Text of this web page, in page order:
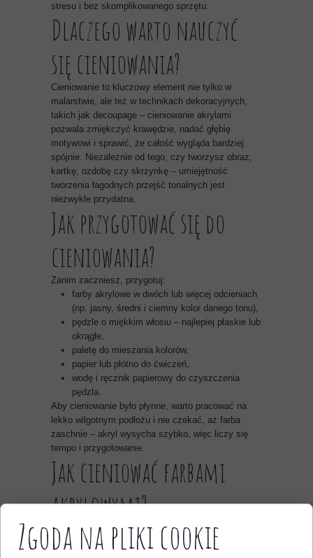
stresu i bez skomplikowanego sprzętu.
Dlaczego warto nauczyć
się cieniowania?
Cieniowanie to kluczowy element nie tylko w
malarstwie, ale też w technikach dekoracyjnych,
takich jak decoupage – cieniowanie akrylami
pozwala zmiękczyć krawędzie, nadać głębię
motywowi i sprawić, że całość wygląda bardziej
spójnie. Niezależnie od tego, czy tworzysz obraz,
kartkę, ozdobę czy skrzynkę – umiejętność
tworzenia łagodnych przejść tonalnych jest
niezwykle przydatna.
Jak przygotować się do
cieniowania?
Zanim zaczniesz, przygotuj:
farby akrylowe w dwóch lub więcej odcieniach
(np. jasny, średni i ciemny kolor danego tonu),
pędzle o miękkim włosiu – najlepiej płaskie lub
okrągłe,
paletę do mieszania kolorów,
papier lub płótno do ćwiczeń,
wodę i ręcznik papierowy do czyszczenia
pędzla.
Aby cieniowanie było płynne, warto pracować na
lekko wilgotnym podłożu i nie czekać, aż farba
zaschnie – akryl wysycha szybko, więc liczy się
tempo i przygotowanie.
Jak cieniować farbami
akrylowymi?
Istnieje kilka prostych technik cieniowania:
Mokre na mokre – nakładasz dwa kolory obok
Zgoda na pliki cookie